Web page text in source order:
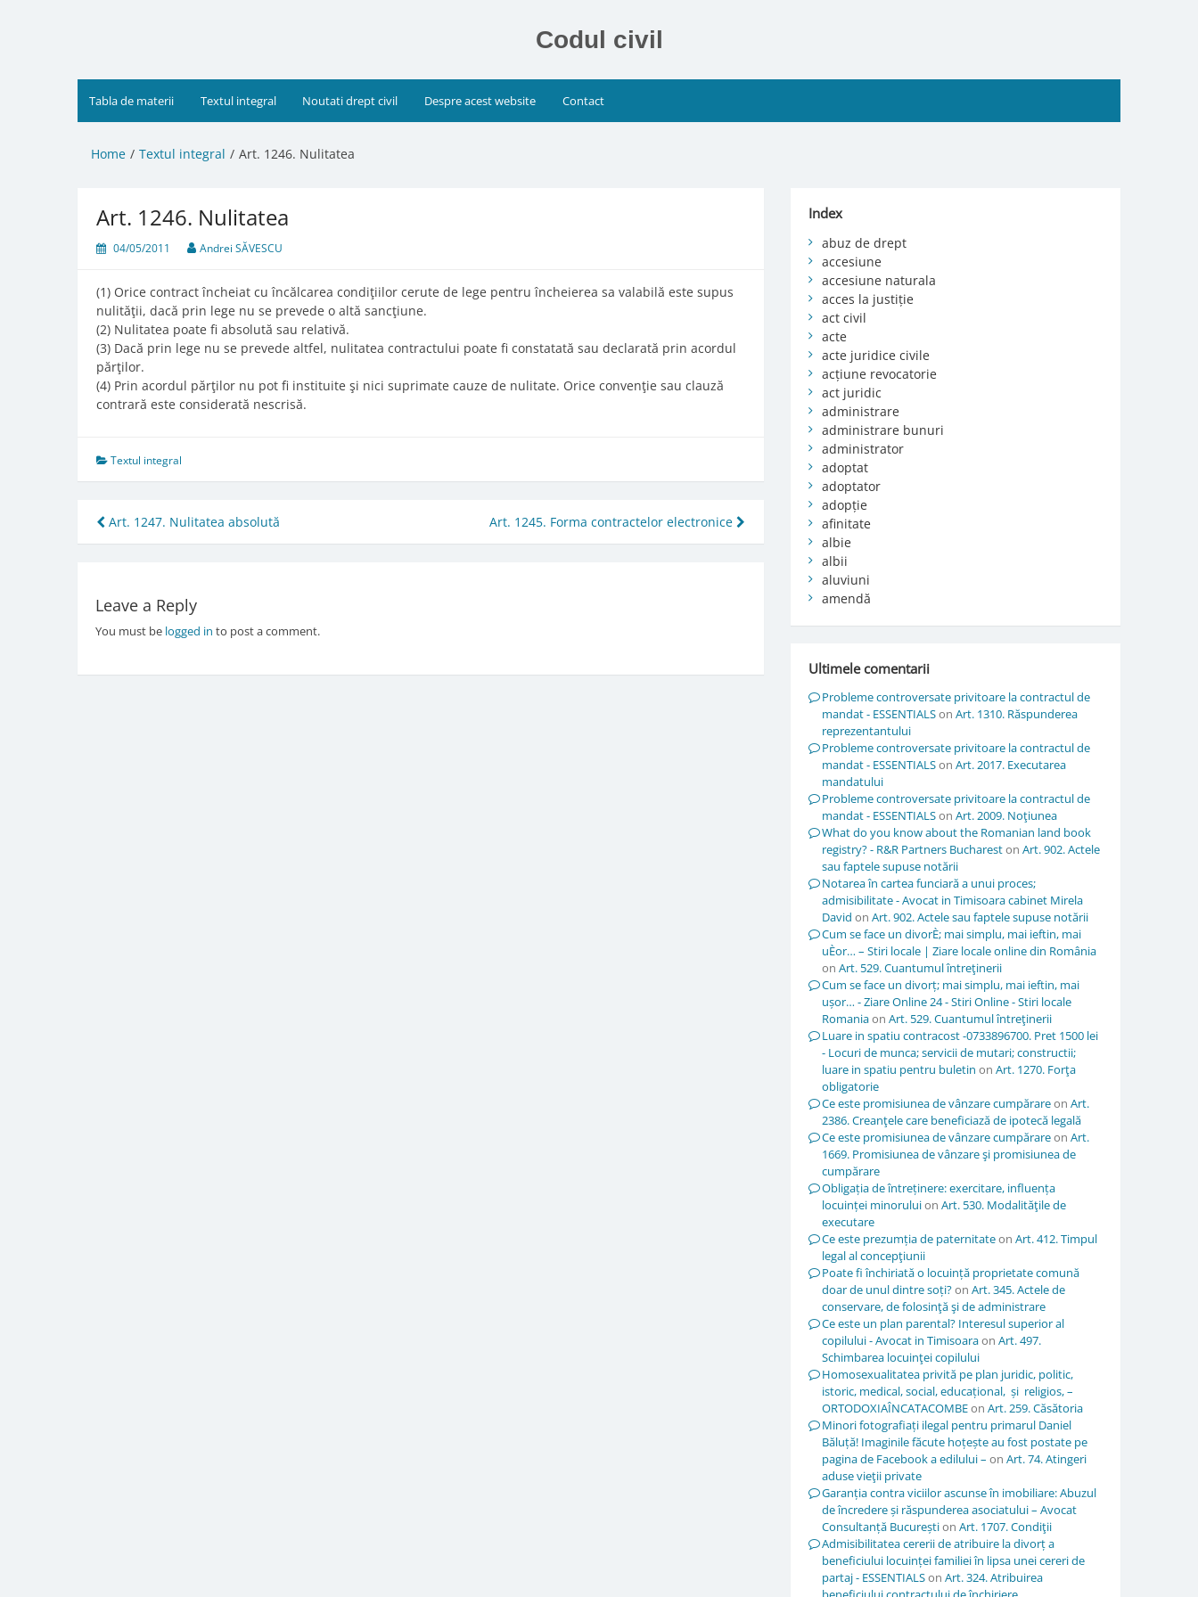
Codul civil
Tabla de materii Textul integral Noutati drept civil Despre acest website Contact
Home Textul integral Art. 1246. Nulitatea
Art. 1246. Nulitatea
04/05/2011 Andrei SĂVESCU
(1) Orice contract încheiat cu încălcarea condiţiilor cerute de lege pentru încheierea sa valabilă este supus
nulităţii, dacă prin lege nu se prevede o altă sancţiune.
(2) Nulitatea poate fi absolută sau relativă.
(3) Dacă prin lege nu se prevede altfel, nulitatea contractului poate fi constatată sau declarată prin acordul
părţilor.
(4) Prin acordul părţilor nu pot fi instituite şi nici suprimate cauze de nulitate. Orice convenţie sau clauză
contrară este considerată nescrisă.
Textul integral
Post
navigation
Art. 1247. Nulitatea absolută Art. 1245. Forma contractelor electronice
Leave a Reply
You must be logged in to post a comment.
Index
abuz de drept
accesiune
accesiune naturala
acces la justiție
act civil
acte
acte juridice civile
acțiune revocatorie
act juridic
administrare
administrare bunuri
administrator
adoptat
adoptator
adopție
afinitate
albie
albii
aluviuni
amendă
Ultimele comentarii
Probleme controversate privitoare la contractul de
mandat - ESSENTIALSon Art. 1310. Răspunderea
reprezentantului
Probleme controversate privitoare la contractul de
mandat - ESSENTIALSon Art. 2017. Executarea
mandatului
Probleme controversate privitoare la contractul de
mandat - ESSENTIALSon Art. 2009. Noţiunea
What do you know about the Romanian land book
registry? - R&R Partners Buchareston Art. 902. Actele
sau faptele supuse notării
Notarea în cartea funciară a unui proces;
admisibilitate - Avocat in Timisoara cabinet Mirela
David on Art. 902. Actele sau faptele supuse notării
Cum se face un divorÈ; mai simplu, mai ieftin, mai
uÈor… – Stiri locale | Ziare locale online din România
on Art. 529. Cuantumul întreţinerii
Cum se face un divorț; mai simplu, mai ieftin, mai
ușor… - Ziare Online 24 - Stiri Online - Stiri locale
Romaniaon Art. 529. Cuantumul întreţinerii
Luare in spatiu contracost -0733896700. Pret 1500 lei
- Locuri de munca; servicii de mutari; constructii;
luare in spatiu pentru buletin on Art. 1270. Forţa
obligatorie
Ce este promisiunea de vânzare cumpărareon Art.
2386. Creanţele care beneficiază de ipotecă legală
Ce este promisiunea de vânzare cumpărareon Art.
1669. Promisiunea de vânzare şi promisiunea de
cumpărare
Obligația de întreținere: exercitare, influența
locuinței minoruluion Art. 530. Modalităţile de
executare
Ce este prezumția de paternitateon Art. 412. Timpul
legal al concepţiunii
Poate fi închiriată o locuință proprietate comună
doar de unul dintre soți?on Art. 345. Actele de
conservare, de folosinţă şi de administrare
Ce este un plan parental? Interesul superior al
copilului - Avocat in Timisoaraon Art. 497.
Schimbarea locuinţei copilului
Homosexualitatea privită pe plan juridic, politic,
istoric, medical, social, educațional, și religios, –
ORTODOXIAÎNCATACOMBEon Art. 259. Căsătoria
Minori fotografiați ilegal pentru primarul Daniel
Băluță! Imaginile făcute hoțește au fost postate pe
pagina de Facebook a edilului – on Art. 74. Atingeri
aduse vieţii private
Garanția contra viciilor ascunse în imobiliare: Abuzul
de încredere și răspunderea asociatului – Avocat
Consultanță Bucureștion Art. 1707. Condiţii
Admisibilitatea cererii de atribuire la divorț a
beneficiului locuinței familiei în lipsa unei cereri de
partaj - ESSENTIALSon Art. 324. Atribuirea